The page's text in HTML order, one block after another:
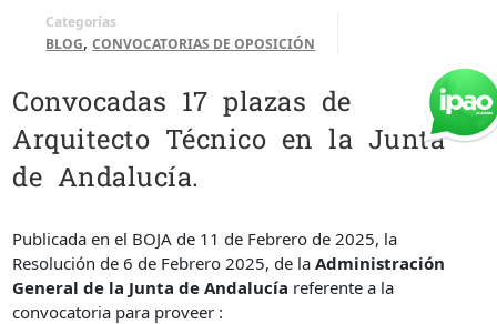
Categorías
BLOG,CONVOCATORIAS DE OPOSICIÓN
Convocadas 17 plazas de
Arquitecto Técnico en la Junta
de Andalucía.
Publicada en el BOJA de 11 de Febrero de 2025, la
Resolución de 6 de Febrero 2025, de laAdministración
General de la Junta de Andalucía referente a la
convocatoria para proveer :